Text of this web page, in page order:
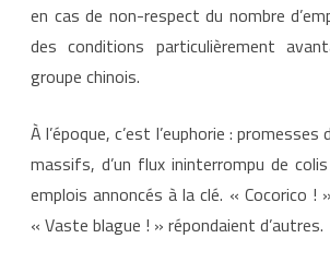
en cas de non-respect du nombre
des conditions particulièrement
groupe chinois.
À l’époque, c’est l’euphorie :
massifs, d’un flux ininterrompu de
emplois annoncés à la clé. « Cocorico !
« Vaste blague ! » répondaient d’autres.